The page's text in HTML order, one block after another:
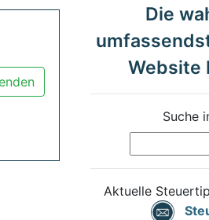
Die
Website
Suche
Aktuelle